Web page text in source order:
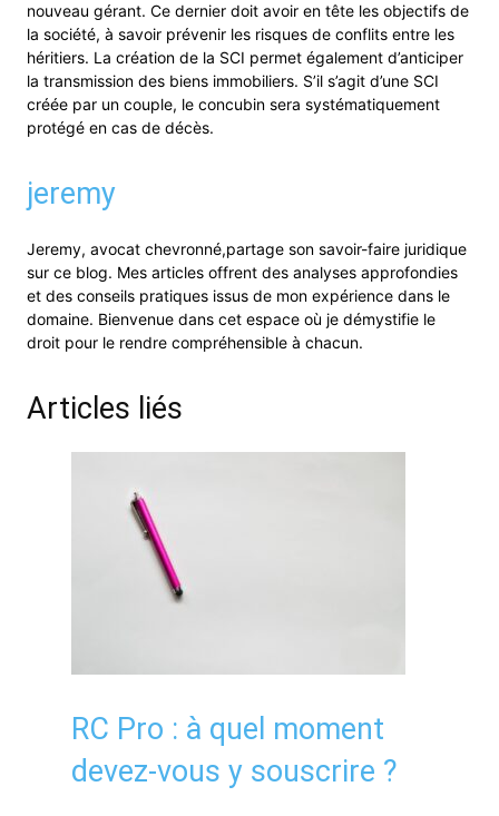
nouveau gérant. Ce dernier doit avoir en tête les objectifs de
la société, à savoir prévenir les risques de conflits entre les
héritiers. La création de la SCI permet également d’anticiper
la transmission des biens immobiliers. S’il s’agit d’une SCI
créée par un couple, le concubin sera systématiquement
protégé en cas de décès.
jeremy
Jeremy, avocat chevronné,partage son savoir-faire juridique
sur ce blog. Mes articles offrent des analyses approfondies
et des conseils pratiques issus de mon expérience dans le
domaine. Bienvenue dans cet espace où je démystifie le
droit pour le rendre compréhensible à chacun.
Articles liés
RC Pro : à quel moment
devez-vous y souscrire ?